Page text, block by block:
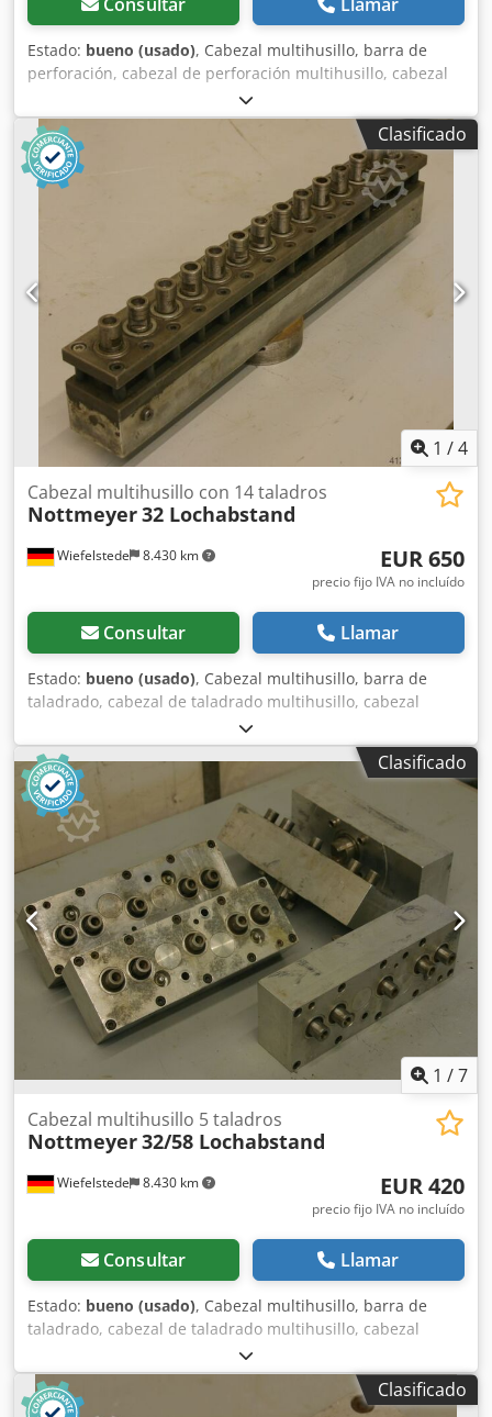
Estado: bueno (usado), Cabezal multihusillo, barra de
perforación, cabezal de perforación multihusillo, cabezal
multihusillo articulado, máquina de perforación en línea,
cabezal de perforación para tornillos, máquina de
perforación para tornillos, transmisión de perforación -
Cantidad: máx. 5 perforadores -Portaherramientas: M8 -
Giro a la derecha/izquierda: alternado -Distancia entre
perforadores: 32 mm -Cantidad: 7 cabezales de
perforación disponibles -Precio: por unidad Csdpob A R
Ibofx Alfeha -Dimensiones: 190/75/A90 mm -Peso: 3
kg/unidad
Clasificado
1 /4
Wiefelstede 8.430 km
Cabezal multihusillo con 14 taladros
Nottmeyer32 Lochabstand
EUR 650
precio fijo IVA no incluído
Consultar Llamar
Estado: bueno (usado), Cabezal multihusillo, barra de
taladrado, cabezal de taladrado multihusillo, cabezal
multihusillo articulado, taladradora de múltiples husillos
en línea, cabezal de taladrado para pasadores,
taladradora para pasadores, transmisión de taladrado
Cedpfx Alob A R Icsfjha -Cantidad: máx. 14 brocas -
Portabrocas: M10 -Giro: alternado, a la derecha/izquierda -
Distancia entre brocas: 32 mm -Dimensiones: 470/60/A130
mm -Peso: 10 kg
Clasificado
1 /7
Wiefelstede 8.430 km
Cabezal multihusillo 5 taladros
Nottmeyer32/58 Lochabstand
EUR 420
precio fijo IVA no incluído
Consultar Llamar
Estado: bueno (usado), Cabezal multihusillo, barra de
taladrado, cabezal de taladrado multihusillo, cabezal
multihusillo articulado, taladradora de filas, cabezal de
taladrado para tornillos, taladradora para tornillos,
sistema de engranajes para taladrar -Cantidad: máx. 5
Clasificado